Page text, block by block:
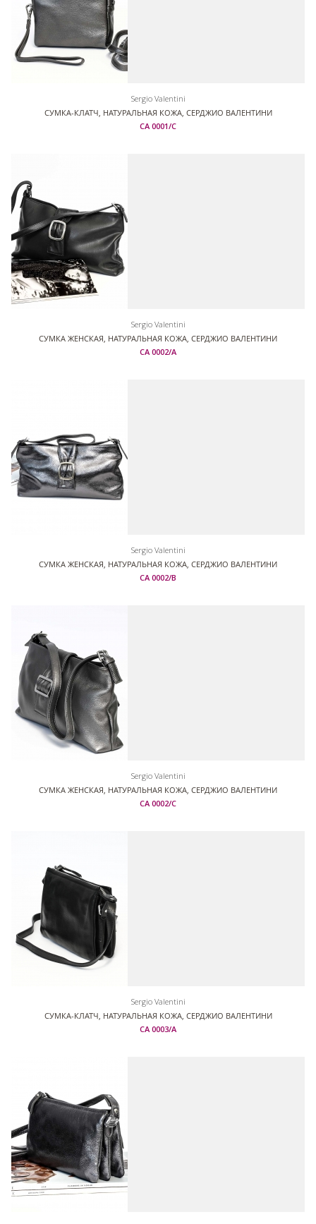
Sergio Valentini
СУМКА-КЛАТЧ, НАТУРАЛЬНАЯ КОЖА, СЕРДЖИО ВАЛЕНТИНИ
СА 0001/С
Sergio Valentini
СУМКА ЖЕНСКАЯ, НАТУРАЛЬНАЯ КОЖА, СЕРДЖИО ВАЛЕНТИНИ
СА 0002/А
Sergio Valentini
СУМКА ЖЕНСКАЯ, НАТУРАЛЬНАЯ КОЖА, СЕРДЖИО ВАЛЕНТИНИ
СА 0002/В
Sergio Valentini
СУМКА ЖЕНСКАЯ, НАТУРАЛЬНАЯ КОЖА, СЕРДЖИО ВАЛЕНТИНИ
СА 0002/С
Sergio Valentini
СУМКА-КЛАТЧ, НАТУРАЛЬНАЯ КОЖА, СЕРДЖИО ВАЛЕНТИНИ
СА 0003/А